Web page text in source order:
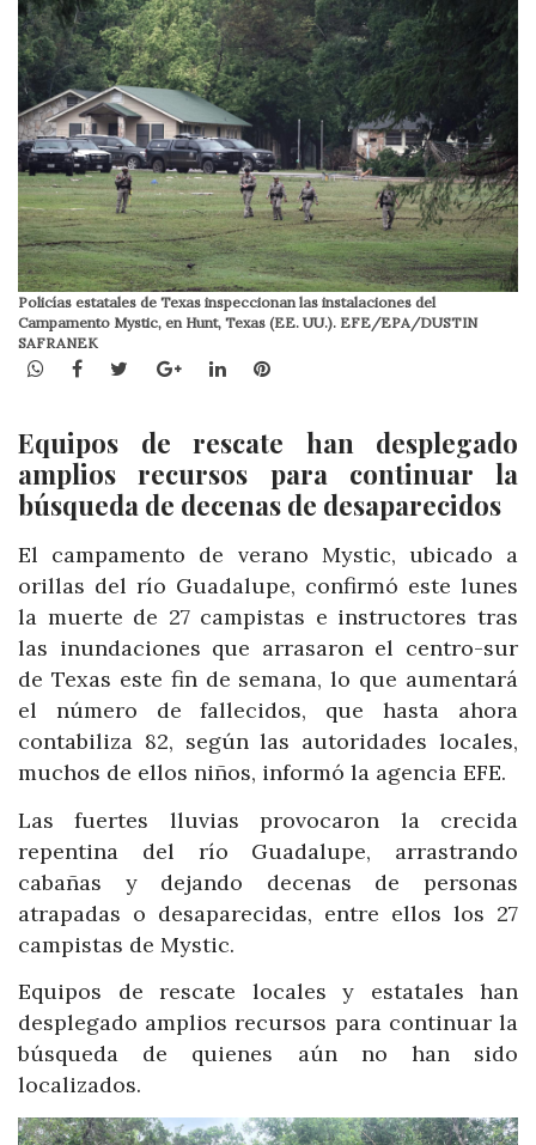
Policías estatales de Texas inspeccionan las instalaciones del
Campamento Mystic, en Hunt, Texas (EE. UU.). EFE/EPA/DUSTIN
SAFRANEK
WhatsApp
Facebook
TwitterGoogle+LinkedInPinterest
Equipos de rescate han desplegado
amplios recursos para continuar la
búsqueda de decenas de desaparecidos
El campamento de verano Mystic, ubicado a
orillas del río Guadalupe, confirmó este lunes
la muerte de 27 campistas e instructores tras
las inundaciones que arrasaron el centro-sur
de Texas este fin de semana, lo que aumentará
el número de fallecidos, que hasta ahora
contabiliza 82, según las autoridades locales,
muchos de ellos niños, informó la agencia EFE.
Las fuertes lluvias provocaron la crecida
repentina del río Guadalupe, arrastrando
cabañas y dejando decenas de personas
atrapadas o desaparecidas, entre ellos los 27
campistas de Mystic.
Equipos de rescate locales y estatales han
desplegado amplios recursos para continuar la
búsqueda de quienes aún no han sido
localizados.